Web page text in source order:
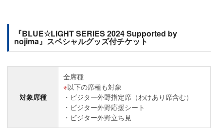
『BLUE☆LIGHT SERIES 2024 Supported by
nojima』スペシャルグッズ付チケット
対象席種
全席種
以下の席種も対象
ビジター外野指定席（わけあり席含む）
ビジター外野応援シート
ビジター外野立ち見